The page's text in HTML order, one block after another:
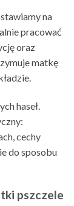
na
pracować
oraz
matkę
haseł.
cechy
do sposobu
pszczele